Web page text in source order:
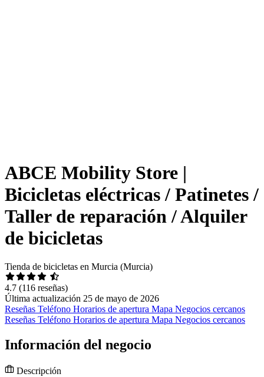
ABCE Mobility Store |
Bicicletas eléctricas / Patinetes /
Taller de reparación / Alquiler
de bicicletas
Tienda de bicicletas en Murcia (Murcia)
4.7 (116 reseñas)
Última actualización 25 de mayo de 2026
Reseñas Teléfono Horarios de apertura Mapa Negocios cercanos
Reseñas Teléfono Horarios de apertura Mapa Negocios cercanos
Información del negocio
Descripción